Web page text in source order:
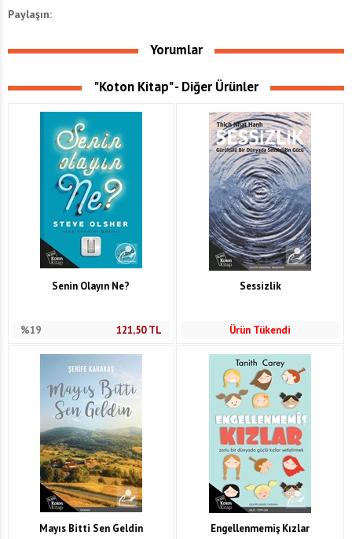
Paylaşın:
Yorumlar
"Koton Kitap" - Diğer Ürünler
Senin Olayın Ne?
%19 121,50TL
Sessizlik
Ürün Tükendi
Mayıs Bitti Sen Geldin Engellenmemiş Kızlar